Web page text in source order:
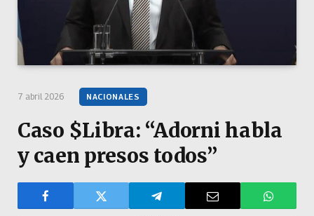
7 abril 2026 NACIONALES
Caso $Libra: “Adorni habla
y caen presos todos”